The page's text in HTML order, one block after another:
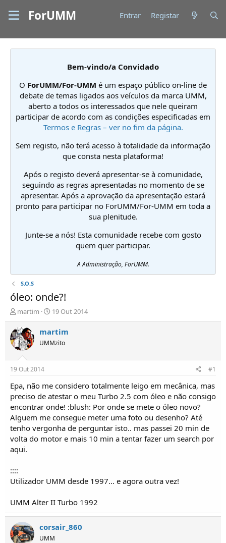
ForUMM Entrar Registar
Bem-vindo/a Convidado
O ForUMM/For-UMM é um espaço público on-line de
debate de temas ligados aos veículos da marca UMM,
aberto a todos os interessados que nele queiram
participar de acordo com as condições especificadas em
Termos e Regras – ver no fim da página.
Sem registo, não terá acesso à totalidade da informação
que consta nesta plataforma!
Após o registo deverá apresentar-se à comunidade,
seguindo as regras apresentadas no momento de se
apresentar. Após a aprovação da apresentação estará
pronto para participar no ForUMM/For-UMM em toda a
sua plenitude.
Junte-se a nós! Esta comunidade recebe com gosto
quem quer participar.
A Administração, ForUMM.
S.O.S
óleo: onde?!
I
n
i
c
i
d
o
r
e
T
ó
p
i
c
o
martim
D
a
t
d
í
c
i
o
19 Out 2014
martim
UMMzito
19 Out 2014 #1
Epa, não me considero totalmente leigo em mecânica, mas
preciso de atestar o meu Turbo 2.5 com óleo e não consigo
encontrar onde! :blush: Por onde se mete o óleo novo?
Alguem me consegue meter uma foto ou desenho? Até
tenho vergonha de perguntar isto.. mas passei 20 min de
volta do motor e mais 10 min a tentar fazer um search por
aqui.
::::
Utilizador UMM desde 1997... e agora outra vez!
UMM Alter II Turbo 1992
corsair_860
UMM